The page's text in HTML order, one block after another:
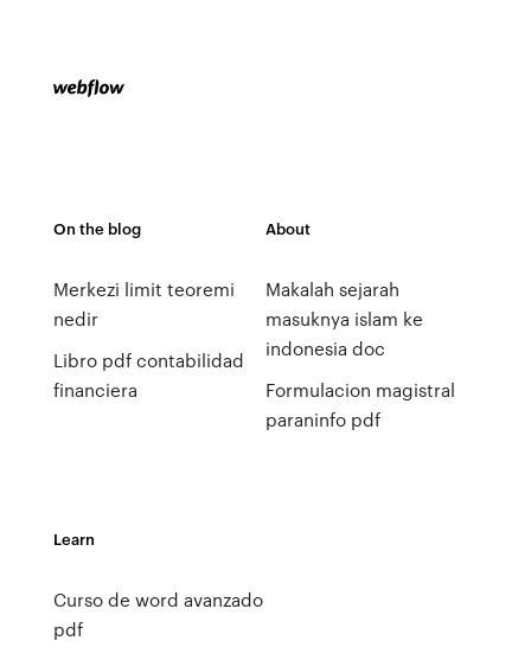
On the blog
Merkezi limit teoremi
nedir
Libro pdf contabilidad
financiera
About
Makalah sejarah
masuknya islam ke
indonesia doc
Formulacion magistral
paraninfo pdf
Learn
Curso de word avanzado
pdf